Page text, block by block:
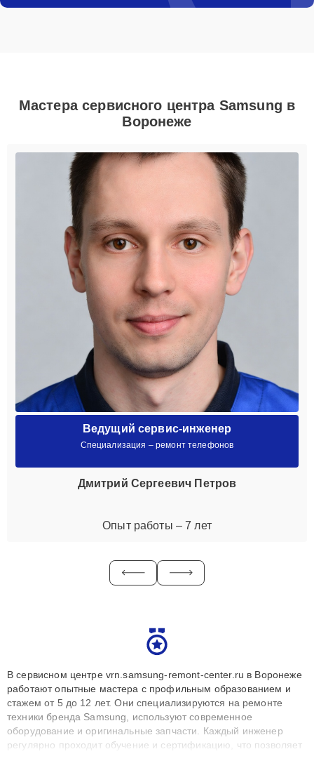
Мастера сервисного центра Samsung в
Воронеже
Ведущий сервис-инженер
Специализация – ремонт телефонов
Дмитрий Сергеевич Петров
Опыт работы – 7 лет
В сервисном центре vrn.samsung-remont-center.ru в Воронеже
работают опытные мастера с профильным образованием и
стажем от 5 до 12 лет. Они специализируются на ремонте
техники бренда Samsung, используют современное
оборудование и оригинальные запчасти. Каждый инженер
регулярно проходит обучение и сертификацию, что позволяет